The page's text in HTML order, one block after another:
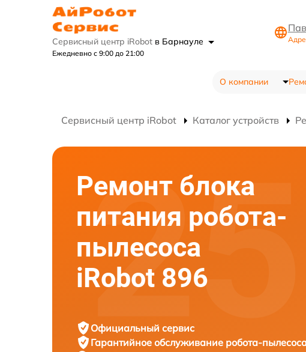
Сервисный центр iRobot в Барнауле
Ежедневно с 9:00 до 21:00
О компании
Сервисный центр iRobot Каталог устройств
Ремонт блока
питания робота-
пылесоса
iRobot 896
Официальный сервис
Гарантийное обслуживание робота-